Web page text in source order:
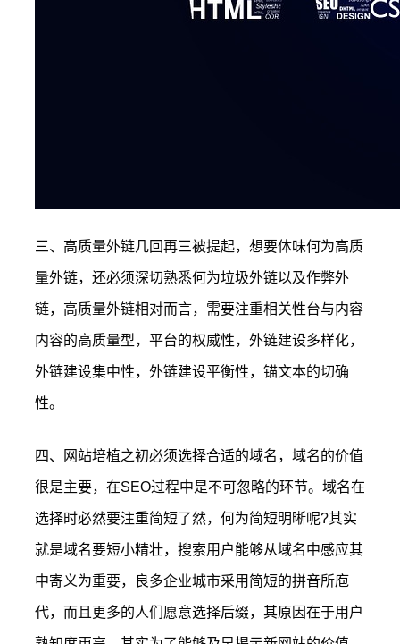
三、高质量外链几回再三被提起，想要体味何为高质
量外链，还必须深切熟悉何为垃圾外链以及作弊外
链，高质量外链相对而言，需要注重相关性台与内容
内容的高质量型，平台的权威性，外链建设多样化，
外链建设集中性，外链建设平衡性，锚文本的切确
性。
四、网站培植之初必须选择合适的域名，域名的价值
很是主要，在SEO过程中是不可忽略的环节。域名在
选择时必然要注重简短了然，何为简短明晰呢?其实
就是域名要短小精壮，搜索用户能够从域名中感应其
中寄义为重要，良多企业城市采用简短的拼音所庖
代，而且更多的人们愿意选择后缀，其原因在于用户